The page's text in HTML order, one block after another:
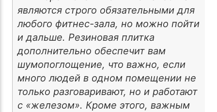
являются строго обязательными для
любого фитнес-зала, но можно пойти
и дальше. Резиновая плитка
дополнительно обеспечит вам
шумопоглощение, что важно, если
много людей в одном помещении не
только разговаривают, но и работают
с «железом». Кроме этого, важным